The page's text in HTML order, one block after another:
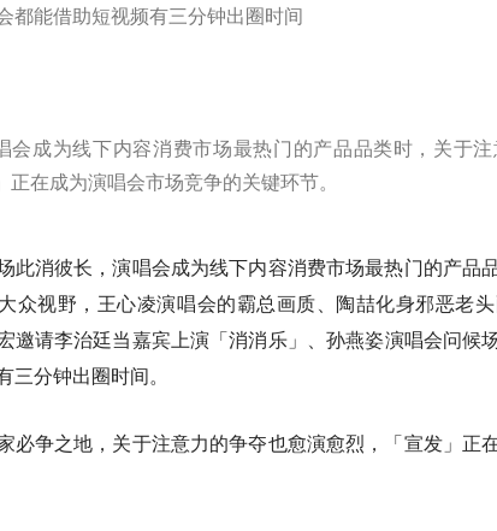
都能借助短视频有三分钟出圈时间
会成为线下内容消费市场最热门的产品品类时，关于
正在成为演唱会市场竞争的关键环节。
此消彼长，演唱会成为线下内容消费市场最热门的产品
众视野，王心凌演唱会的霸总画质、陶喆化身邪恶老
邀请李治廷当嘉宾上演「消消乐」、孙燕姿演唱会问
三分钟出圈时间。
必争之地，关于注意力的争夺也愈演愈烈，「宣发」正